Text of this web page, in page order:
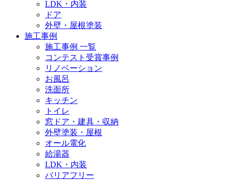
LDK・内装
ドア
外壁・屋根塗装
施工事例
施工事例 一覧
コンテスト受賞事例
リノベーション
お風呂
洗面所
キッチン
トイレ
窓ドア・建具・収納
外壁塗装・屋根
オール電化
給湯器
LDK・内装
バリアフリー